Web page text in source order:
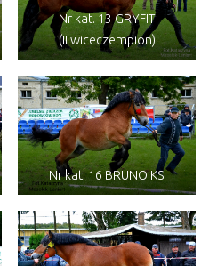
Nr kat. 13 GRYFIT
(II wiceczempion)
Nr kat. 16 BRUNO KS